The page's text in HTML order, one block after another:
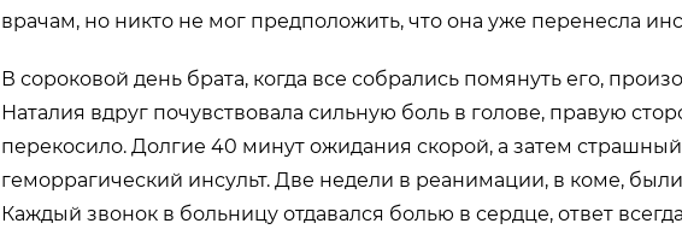
врачам, но никто не мог предположить, что она уже перенесла
В сороковой день брата, когда все собрались помянуть его,
Наталия вдруг почувствовала сильную боль в голове, правую
перекосило. Долгие 40 минут ожидания скорой, а затем страшный
геморрагический инсульт. Две недели в реанимации, в коме,
Каждый звонок в больницу отдавался болью в сердце, ответ